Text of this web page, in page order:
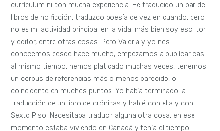
currículum ni con mucha experiencia. He traducido un par de
libros de no ficción, traduzco poesía de vez en cuando, pero
no es mi actividad principal en la vida; más bien soy escritor
y editor, entre otras cosas. Pero Valeria y yo nos
conocemos desde hace mucho, empezamos a publicar casi
al mismo tiempo, hemos platicado muchas veces, tenemos
un corpus de referencias más o menos parecido, o
coincidente en muchos puntos. Yo había terminado la
traducción de un libro de crónicas y hablé con ella y con
Sexto Piso. Necesitaba traducir alguna otra cosa, en ese
momento estaba viviendo en Canadá y tenía el tiempo